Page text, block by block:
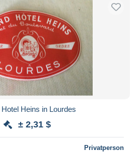
Heins in Lourdes
± 2,31 $
Privatperson